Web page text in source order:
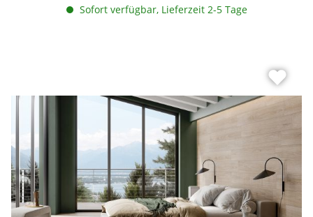
Sofort verfügbar, Lieferzeit 2-5 Tage